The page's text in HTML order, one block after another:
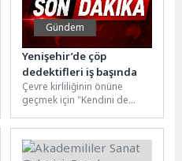
Gündem
Yenişehir’de çöp
dedektifleri iş başında
Çevre kirliliğinin önüne
geçmek için "Kendini de
harekete geçen Mersin
Yenişehir...